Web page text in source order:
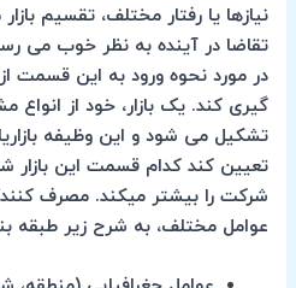
نیازها یا رفتار مختلف، تقسیم
تقاضا در آینده به نظر خوب می
در مورد نحوه ورود به این قسمت
گیری کند. یک بازار، خود از انواع
تعیین کند کدام قسمت این بازار
شرکت را بیشتر میکند. مصرف
عوامل مختلف، به شرح زیر طبقه